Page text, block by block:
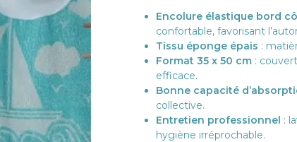
Encolure élastique bord
confortable, favorisant
Tissu éponge épais :
Format 35 x 50 cm :
efficace.
Bonne capacité
collective.
Entretien professionnel :
hygiène irréprochable.